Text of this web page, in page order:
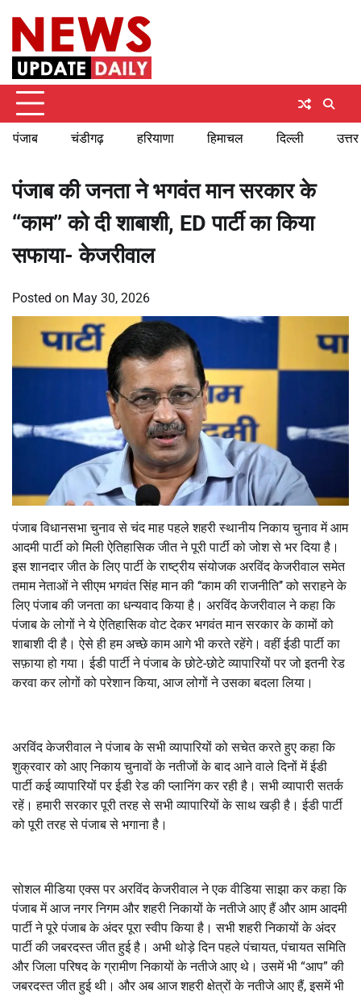
content
पंजाब चंडीगढ़ हरियाणा हिमाचल दिल्ली
पंजाब की जनता ने भगवंत मान सरकार के
‘‘काम’’ को दी शाबाशी, ED पार्टी का किया
सफाया- केजरीवाल
Posted on May 30, 2026
पंजाब विधानसभा चुनाव से चंद माह पहले शहरी स्थानीय निकाय चुनाव में आम
आदमी पार्टी को मिली ऐतिहासिक जीत ने पूरी पार्टी को जोश से भर दिया है।
इस शानदार जीत के लिए पार्टी के राष्ट्रीय संयोजक अरविंद केजरीवाल समेत
तमाम नेताओं ने सीएम भगवंत सिंह मान की ‘‘काम की राजनीति’’ को सराहने के
लिए पंजाब की जनता का धन्यवाद किया है। अरविंद केजरीवाल ने कहा कि
पंजाब के लोगों ने ये ऐतिहासिक वोट देकर भगवंत मान सरकार के कामों को
शाबाशी दी है। ऐसे ही हम अच्छे काम आगे भी करते रहेंगे। वहीं ईडी पार्टी का
सफ़ाया हो गया। ईडी पार्टी ने पंजाब के छोटे-छोटे व्यापारियों पर जो इतनी रेड
करवा कर लोगों को परेशान किया, आज लोगों ने उसका बदला लिया।
अरविंद केजरीवाल ने पंजाब के सभी व्यापारियों को सचेत करते हुए कहा कि
शुक्रवार को आए निकाय चुनावों के नतीजों के बाद आने वाले दिनों में ईडी
पार्टी कई व्यापारियों पर ईडी रेड की प्लानिंग कर रही है। सभी व्यापारी सतर्क
रहें। हमारी सरकार पूरी तरह से सभी व्यापारियों के साथ खड़ी है। ईडी पार्टी
को पूरी तरह से पंजाब से भगाना है।
सोशल मीडिया एक्स पर अरविंद केजरीवाल ने एक वीडिया साझा कर कहा कि
पंजाब में आज नगर निगम और शहरी निकायों के नतीजे आए हैं और आम आदमी
पार्टी ने पूरे पंजाब के अंदर पूरा स्वीप किया है। सभी शहरी निकायों के अंदर
पार्टी की जबरदस्त जीत हुई है। अभी थोड़े दिन पहले पंचायत, पंचायत समिति
और जिला परिषद के ग्रामीण निकायों के नतीजे आए थे। उसमें भी “आप” की
जबरदस्त जीत हुई थी। और अब आज शहरी क्षेत्रों के नतीजे आए हैं, इसमें भी